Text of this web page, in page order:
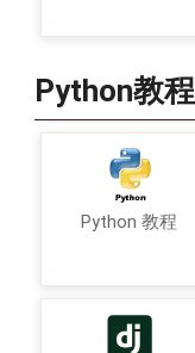
Python教程
Python 教程